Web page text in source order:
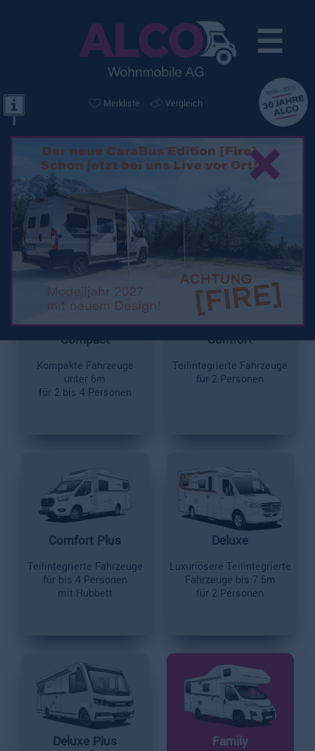
☰
×
Merkliste Vergleich
Mietflotte
Compact
Kompakte Fahrzeuge
unter 6m
für 2 bis 4 Personen
Comfort
Teilintegrierte Fahrzeuge
für 2 Personen
Comfort Plus
Teilintegrierte Fahrzeuge
für bis 4 Personen
mit Hubbett
Deluxe
Luxuriösere Teilintegrierte
Fahrzeuge bis 7.5m
für 2 Personen
Deluxe Plus Family